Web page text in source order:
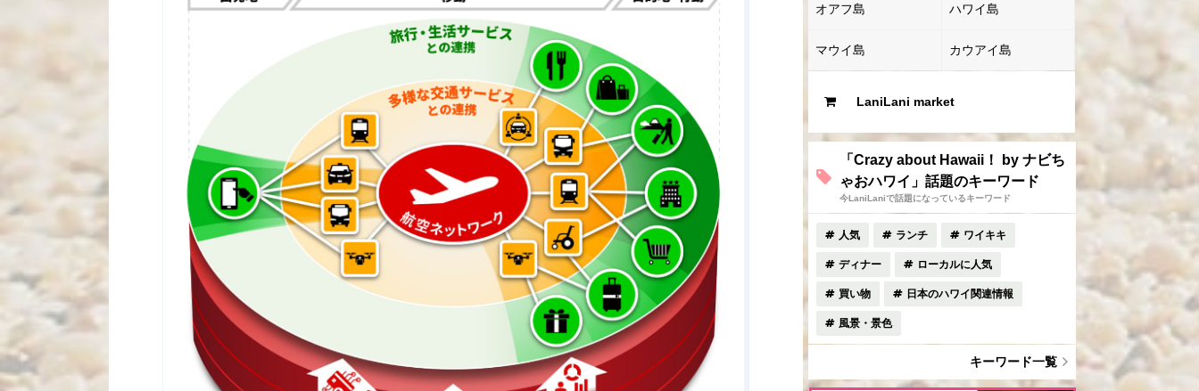
オアフ島 ハワイ島
マウイ島 カウアイ島
LaniLani market
「Crazy about Hawaii！ by ナビち
ゃおハワイ」話題のキーワード
今LaniLaniで話題になっているキーワード
人気 ランチ ワイキキ
ディナー ローカルに人気
買い物 日本のハワイ関連情報
風景・景色
キーワード一覧